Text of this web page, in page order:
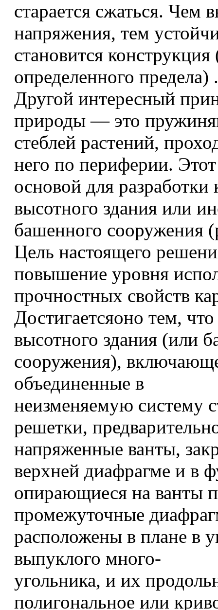
старается сжаться. Чем
напряжения, тем
становится конструкция
определенного предела) .
Другой интересный
природы — это
стеблей растений,
него по периферии.
основой для разработки
высотного здания или
башенного сооружения
Цель настоящего
повышение уровня
прочностных свойств
Достигаетсяоно тем, что
высотного здания (или
сооружения),
объединенные в
неизменяемую систему
решетки,
напряженные ванты,
верхней диафрагме и в
опирающиеся на ванты
промежуточные
расположены в плане в
выпуклого много-
угольника, и их
полигональное или